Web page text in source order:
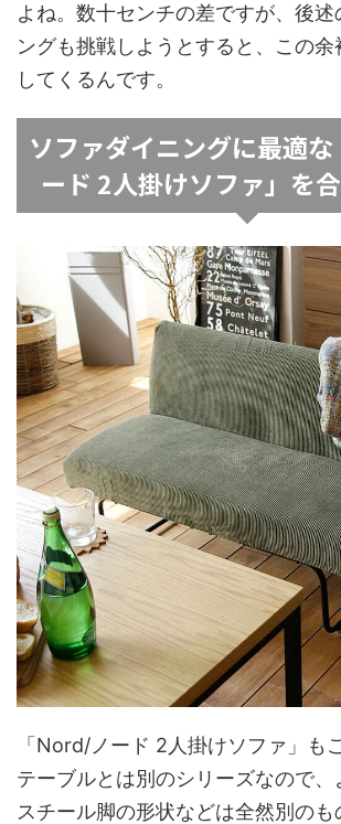
よね。数十センチの差ですが、後述
ングも挑戦しようとすると、この
してくるんです。
ソファダイニングに最適
ード 2人掛けソファ」を合
「Nord/ノード 2人掛けソファ」も
テーブルとは別のシリーズなので、
スチール脚の形状などは全然別のも